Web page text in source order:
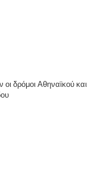
οι δρόμοι Αθηναϊκού και